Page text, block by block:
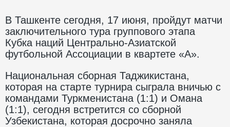
В Ташкенте сегодня, 17 июня, пройдут матчи
заключительного тура группового этапа
Кубка наций Центрально-Азиатской
футбольной Ассоциации в квартете «А».
Национальная сборная Таджикистана,
которая на старте турнира сыграла вничью с
командами Туркменистана (1:1) и Омана
(1:1), сегодня встретится со сборной
Узбекистана, которая досрочно заняла